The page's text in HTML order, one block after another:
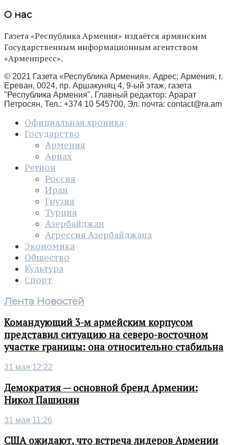
О нас
Газета «Республика Армения» издаётся армянским
Государственным информационным агентством
«Арменпресс».
© 2021 Газета «Республика Армения». Адрес: Армения, г.
Ереван, 0024, пр. Аршакуняц 4, 9-ый этаж, газета
"Республика Армения", Главный редактор: Арарат
Петросян, Тел.: +374 10 545700, Эл. почта: contact@ra.am
Официальная хроника
Государство
Армения
Арцах
Регион
Россия
Иран
Грузия
Турция
Азербайджан
Агрессия Азербайджана
Экономика
Общество
Культура
Спорт
Лента Новостей
Командующий 3-м армейским корпусом
представил ситуацию на северо-восточном
участке границы: она относительно стабильна
31 мая 12:22
Демократия — основной бренд Армении:
Никол Пашинян
31 мая 11:26
США ожидают, что встреча лидеров Армении